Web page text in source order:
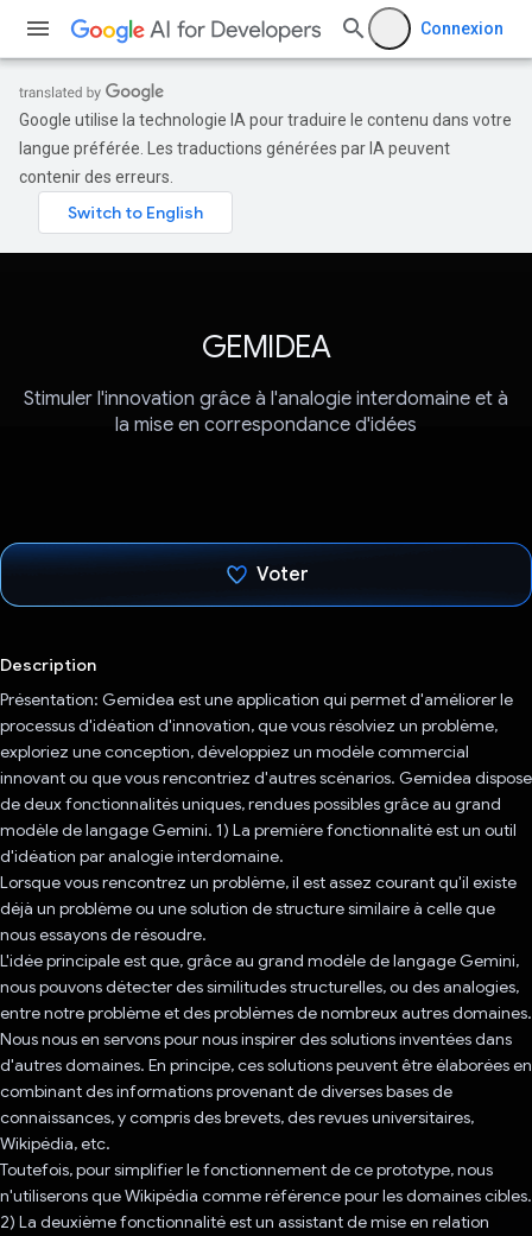
Connexion
Google utilise la technologie IA pour traduire le contenu dans votre
langue préférée. Les traductions générées par IA peuvent
contenir des erreurs.
GEMIDEA
Stimuler l'innovation grâce à l'analogie interdomaine et à
la mise en correspondance d'idées
Voter
Description
Présentation: Gemidea est une application qui permet d'améliorer le
processus d'idéation d'innovation, que vous résolviez un problème,
exploriez une conception, développiez un modèle commercial
innovant ou que vous rencontriez d'autres scénarios. Gemidea dispose
de deux fonctionnalités uniques, rendues possibles grâce au grand
modèle de langage Gemini. 1) La première fonctionnalité est un outil
d'idéation par analogie interdomaine.
Lorsque vous rencontrez un problème, il est assez courant qu'il existe
déjà un problème ou une solution de structure similaire à celle que
nous essayons de résoudre.
L'idée principale est que, grâce au grand modèle de langage Gemini,
nous pouvons détecter des similitudes structurelles, ou des analogies,
entre notre problème et des problèmes de nombreux autres domaines.
Nous nous en servons pour nous inspirer des solutions inventées dans
d'autres domaines. En principe, ces solutions peuvent être élaborées en
combinant des informations provenant de diverses bases de
connaissances, y compris des brevets, des revues universitaires,
Wikipédia, etc.
Toutefois, pour simplifier le fonctionnement de ce prototype, nous
n'utiliserons que Wikipédia comme référence pour les domaines cibles.
2) La deuxième fonctionnalité est un assistant de mise en relation